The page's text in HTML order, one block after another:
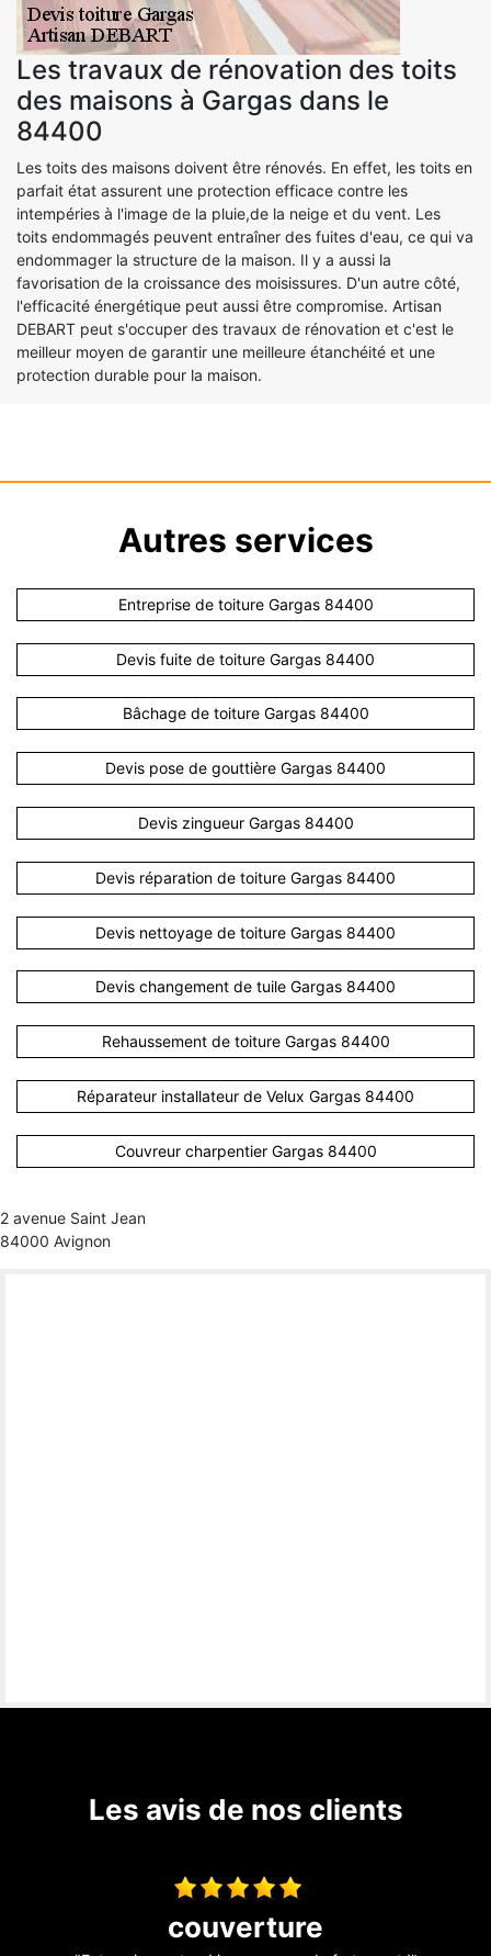
Les travaux de rénovation des toits
des maisons à Gargas dans le
84400
Les toits des maisons doivent être rénovés. En effet, les toits en
parfait état assurent une protection efficace contre les
intempéries à l'image de la pluie,de la neige et du vent. Les
toits endommagés peuvent entraîner des fuites d'eau, ce qui va
endommager la structure de la maison. Il y a aussi la
favorisation de la croissance des moisissures. D'un autre côté,
l'efficacité énergétique peut aussi être compromise. Artisan
DEBART peut s'occuper des travaux de rénovation et c'est le
meilleur moyen de garantir une meilleure étanchéité et une
protection durable pour la maison.
Autres services
Entreprise de toiture Gargas 84400
Devis fuite de toiture Gargas 84400
Bâchage de toiture Gargas 84400
Devis pose de gouttière Gargas 84400
Devis zingueur Gargas 84400
Devis réparation de toiture Gargas 84400
Devis nettoyage de toiture Gargas 84400
Devis changement de tuile Gargas 84400
Rehaussement de toiture Gargas 84400
Réparateur installateur de Velux Gargas 84400
Couvreur charpentier Gargas 84400
2 avenue Saint Jean
84000 Avignon
Les avis de nos clients
Super je vous le recommande